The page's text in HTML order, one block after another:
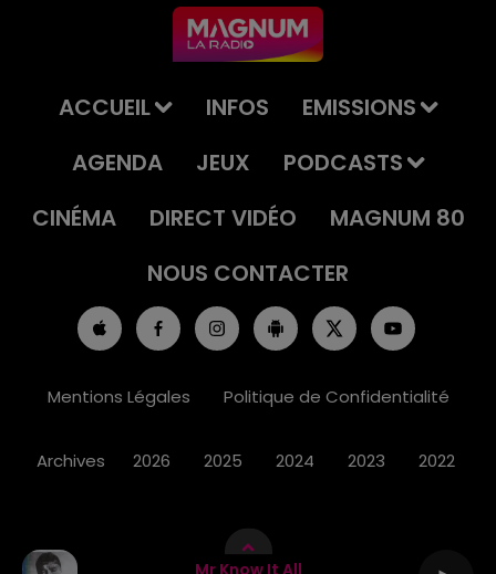
Mr Know It All
ACCUEIL INFOS
EMISSIONS
AGENDA
JEUX
PODCASTS
CINÉMA
DIRECT VIDÉO
MAGNUM 80
NOUS CONTACTER
Mentions Légales Politique de Confidentialité
Archives 2026 2025 2024 2023 2022